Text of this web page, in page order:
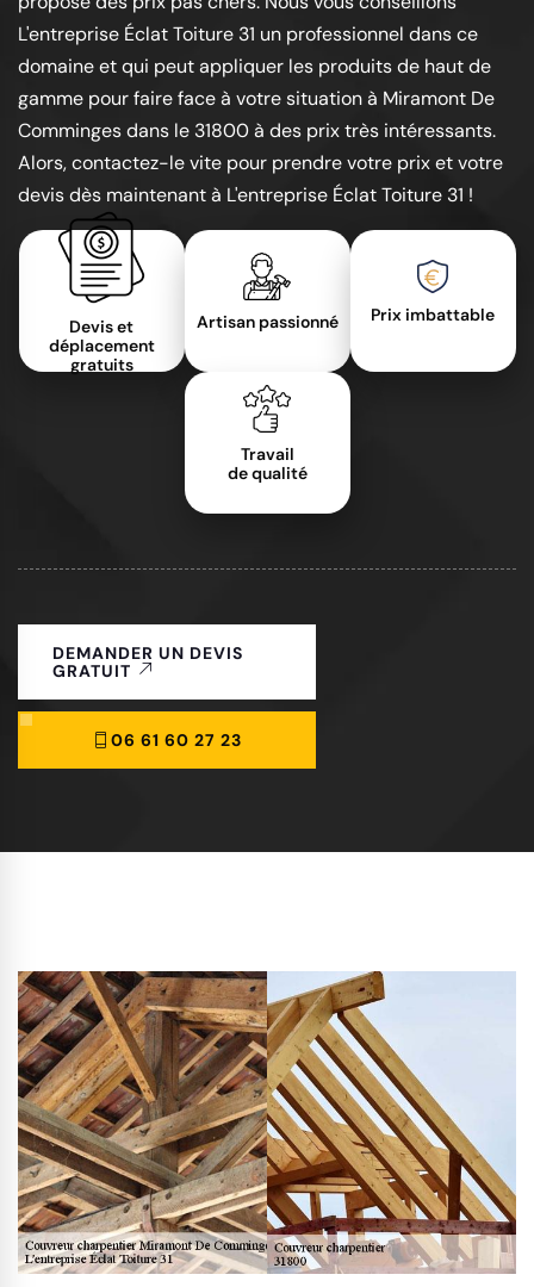
L'entreprise Éclat Toiture 31 un professionnel dans ce
domaine et qui peut appliquer les produits de haut de
gamme pour faire face à votre situation à Miramont De
Comminges dans le 31800 à des prix très intéressants.
Alors, contactez-le vite pour prendre votre prix et votre
devis dès maintenant à L'entreprise Éclat Toiture 31 !
Devis et
déplacement
gratuits
Artisan passionné Prix imbattable
Travail
de qualité
DEMANDER UN DEVIS
GRATUIT
06 61 60 27 23